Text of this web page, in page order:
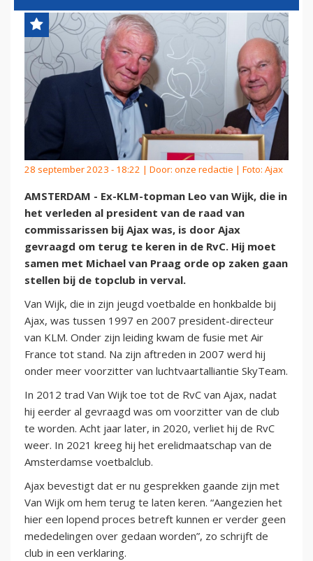
28 september 2023 - 18:22 | Door: onze redactie | Foto: Ajax
AMSTERDAM - Ex-KLM-topman Leo van Wijk, die in
het verleden al president van de raad van
commissarissen bij Ajax was, is door Ajax
gevraagd om terug te keren in de RvC. Hij moet
samen met Michael van Praag orde op zaken gaan
stellen bij de topclub in verval.
Van Wijk, die in zijn jeugd voetbalde en honkbalde bij
Ajax, was tussen 1997 en 2007 president-directeur
van KLM. Onder zijn leiding kwam de fusie met Air
France tot stand. Na zijn aftreden in 2007 werd hij
onder meer voorzitter van luchtvaartalliantie SkyTeam.
In 2012 trad Van Wijk toe tot de RvC van Ajax, nadat
hij eerder al gevraagd was om voorzitter van de club
te worden. Acht jaar later, in 2020, verliet hij de RvC
weer. In 2021 kreeg hij het erelidmaatschap van de
Amsterdamse voetbalclub.
Ajax bevestigt dat er nu gesprekken gaande zijn met
Van Wijk om hem terug te laten keren. “Aangezien het
hier een lopend proces betreft kunnen er verder geen
mededelingen over gedaan worden”, zo schrijft de
club in een verklaring.